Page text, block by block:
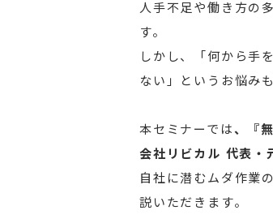
人手不足や働き方の
す。
しかし、「何から手
ない」というお悩み
本セミナーでは、『
会社リビカル 代表・
自社に潜むムダ作業
説いただきます。